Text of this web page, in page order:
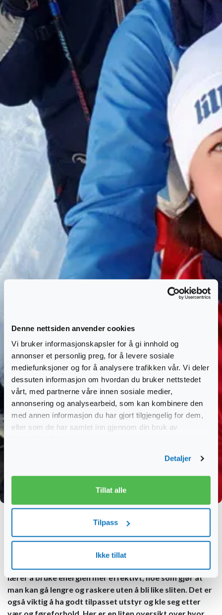
Denne nettsiden anvender cookies
Vi bruker informasjonskapsler for å gi innhold og
annonser et personlig preg, for å levere sosiale
mediefunksjoner og for å analysere trafikken vår. Vi deler
dessuten informasjon om hvordan du bruker nettstedet
vårt, med partnerne våre innen sosiale medier,
annonsering og analysearbeid, som kan kombinere den
med annen informasjon du har gjort tilgjengelig for dem,
eller som de har samlet inn gjennom din bruk av
Detaljer
Tillat alle
Tilpass
Ikke tillat
Skiskole og skiutleie
Hjem Vinteraktiviteter Skiskole og skiutleie
Skiinstruksjon er viktig fordi man med riktig veiledning
lærer å bruke energien mer effektivt, noe som gjør at
man kan gå lengre og raskere uten å bli like sliten. Det er
også viktig å ha godt tilpasset utstyr og kle seg etter